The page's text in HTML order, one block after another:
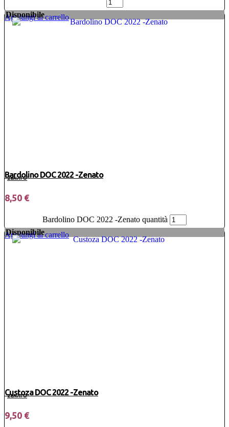
Aggiungi al carrello
Disponibile
Bardolino DOC 2022 -Zenato
ZENATO
8,50 €
Bardolino DOC 2022 -Zenato quantità
Aggiungi al carrello
Disponibile
Custoza DOC 2022 -Zenato
ZENATO
9,50 €